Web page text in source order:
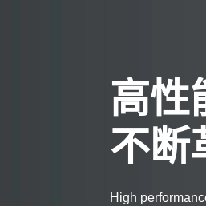
高
不断
High